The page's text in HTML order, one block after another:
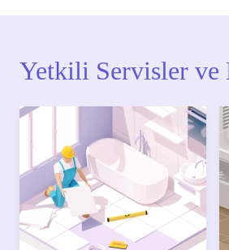
Yetkili Servisler ve